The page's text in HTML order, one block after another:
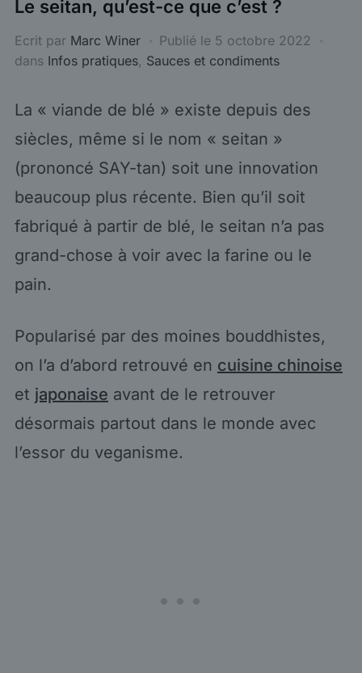
Le seitan, qu’est-ce que c’est ?
Ecrit par Marc Winer Publié le 5 octobre 2022
dans Infos pratiques, Sauces et condiments
La « viande de blé » existe depuis des
siècles, même si le nom « seitan »
(prononcé SAY-tan) soit une innovation
beaucoup plus récente. Bien qu’il soit
fabriqué à partir de blé, le seitan n’a pas
grand-chose à voir avec la farine ou le
pain.
Popularisé par des moines bouddhistes,
on l’a d’abord retrouvé en cuisine chinoise
et japonaise avant de le retrouver
désormais partout dans le monde avec
l’essor du veganisme.